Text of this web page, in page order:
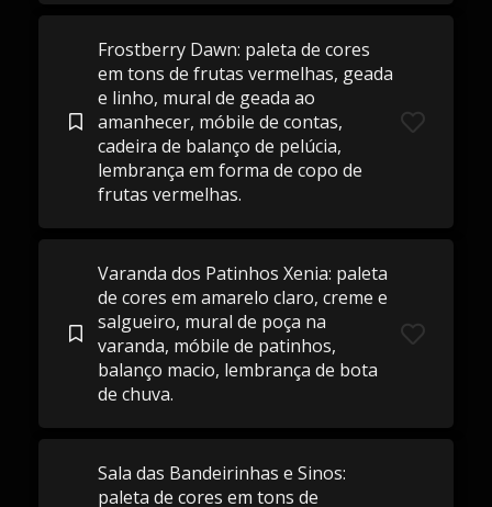
Frostberry Dawn: paleta de cores
em tons de frutas vermelhas, geada
e linho, mural de geada ao
amanhecer, móbile de contas,
cadeira de balanço de pelúcia,
lembrança em forma de copo de
frutas vermelhas.
Varanda dos Patinhos Xenia: paleta
de cores em amarelo claro, creme e
salgueiro, mural de poça na
varanda, móbile de patinhos,
balanço macio, lembrança de bota
de chuva.
Sala das Bandeirinhas e Sinos:
paleta de cores em tons de